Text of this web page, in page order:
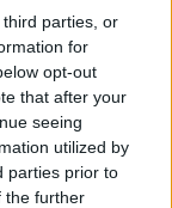
parties, or
for
opt-out
that after your
seeing
utilized by
parties prior to
the further
για τη συνέπεια,
σημαντικού